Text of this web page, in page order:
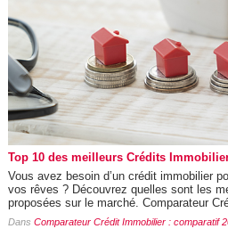
Top 10 des meilleurs Crédits
Vous avez besoin d’un crédit immobilier
vos rêves ? Découvrez quelles sont les
proposées sur le marché. Comparateur
Dans Comparateur Crédit Immobilier : comparatif